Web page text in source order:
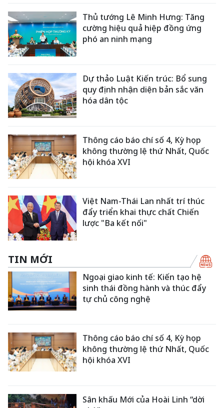
Thủ tướng Lê Minh Hưng: Tăng
cường hiệu quả hiệp đồng ứng
phó an ninh mạng
Dự thảo Luật Kiến trúc: Bổ sung
quy định nhận diện bản sắc văn
hóa dân tộc
Thông cáo báo chí số 4, Kỳ họp
không thường lệ thứ Nhất, Quốc
hội khóa XVI
Việt Nam-Thái Lan nhất trí thúc
đẩy triển khai thực chất Chiến
lược "Ba kết nối"
TIN MỚI
Ngoại giao kinh tế: Kiến tạo hệ
sinh thái đồng hành và thúc đẩy
tự chủ công nghệ
Thông cáo báo chí số 4, Kỳ họp
không thường lệ thứ Nhất, Quốc
hội khóa XVI
Sân khấu Mới của Hoài Linh “dời